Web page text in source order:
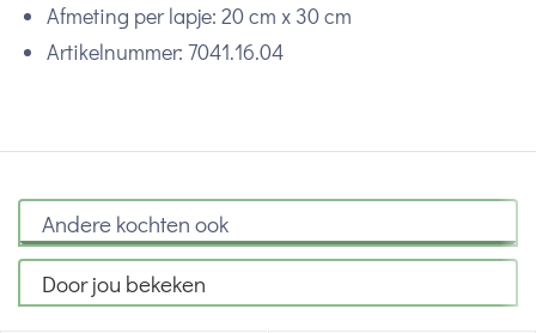
Afmeting per lapje: 20 cm x 30 cm
Artikelnummer: 7041.16.04
Andere kochten ook
Door jou bekeken